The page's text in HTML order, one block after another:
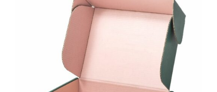
AJOUTER AU PANIER